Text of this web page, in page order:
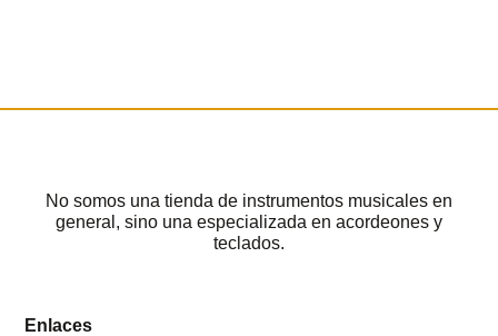
No somos una tienda de instrumentos musicales en
general, sino una especializada en acordeones y
teclados.
Enlaces